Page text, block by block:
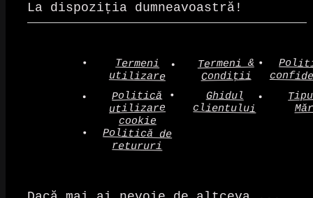
La dispoziția dumneavoastră!
Termeni
utilizare
Termeni &
Condiții
Politică
utilizare
cookie
Ghidul
clientului
Politică de
retururi